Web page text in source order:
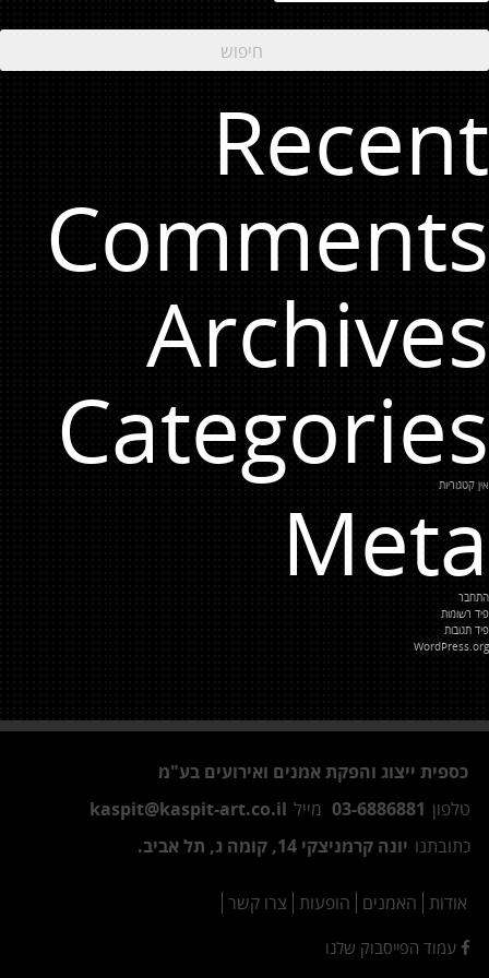
Recent
Comments
Archives
Categories
אין קטגוריות
Meta
התחבר
פיד רשומות
פיד תגובות
WordPress.org
כספית ייצוג והפקת אמנים ואירועים בע"מ
טלפון 03-6886881 מייל kaspit@kaspit-art.co.il
כתובתנו יונה קרמניצקי 14, קומה ג, תל אביב.
אודות האמנים הופעות צרו קשר
עמוד הפייסבוק שלנו